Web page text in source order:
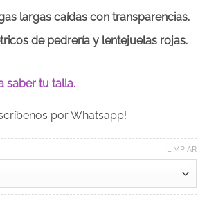
largas caídas con transparencias.
de pedrería y lentejuelas rojas.
saber tu talla.
por Whatsapp!
LIMPIAR